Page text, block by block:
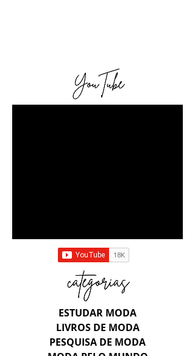
ESTUDAR MODA
LIVROS DE MODA
PESQUISA DE MODA